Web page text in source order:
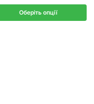
Оберіть опції